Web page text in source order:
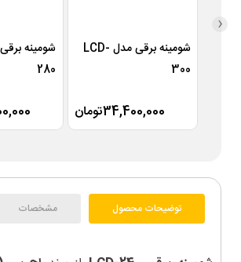
شومینه برقی مدل LCD-
300
34,400,000تومان
280
‹
توضیحات محصول مشخصات